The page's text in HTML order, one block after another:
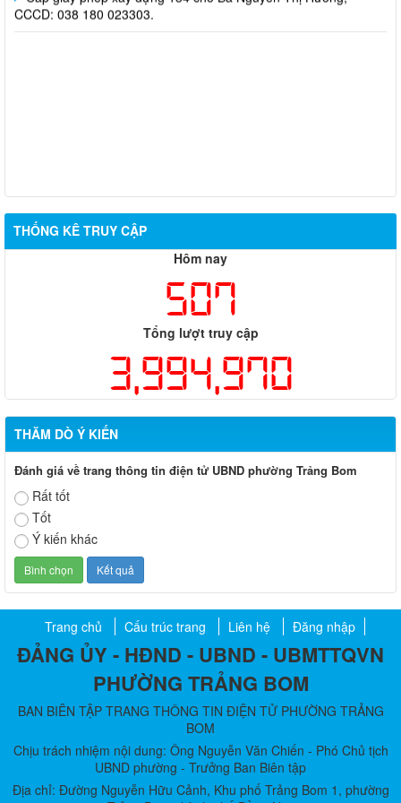
CCCD: 038 180 023303.
THỐNG KÊ TRUY CẬP
Hôm nay
507
Tổng lượt truy cập
3,994,970
THĂM DÒ Ý KIẾN
Đánh giá về trang thông tin điện tử UBND phường Trảng Bom
Rất tốt
Tốt
Ý kiến khác
Trang chủ Cấu trúc trang Liên hệ Đăng nhập
ĐẢNG ỦY - HĐND - UBND - UBMTTQVN
PHƯỜNG TRẢNG BOM
BAN BIÊN TẬP TRANG THÔNG TIN ĐIỆN TỬ PHƯỜNG TRẢNG
BOM
Chịu trách nhiệm nội dung: Ông Nguyễn Văn Chiến - Phó Chủ tịch
UBND phường - Trưởng Ban Biên tập
Địa chỉ: Đường Nguyễn Hữu Cảnh, Khu phố Trảng Bom 1, phường